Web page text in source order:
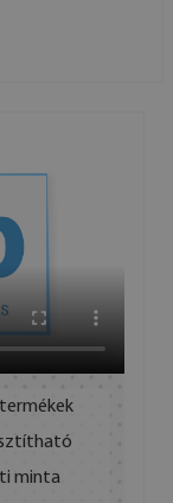
minta